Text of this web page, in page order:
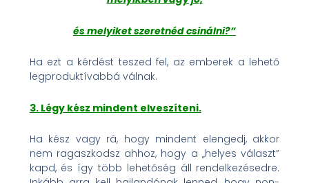
és melyiket szeretnéd csinálni?”
Ha ezt a kérdést teszed fel, az emberek a lehető
legproduktívabbá válnak.
3. Légy kész mindent elveszíteni.
Ha kész vagy rá, hogy mindent elengedj, akkor
nem ragaszkodsz ahhoz, hogy a „helyes választ”
kapd, és így több lehetőség áll rendelkezésedre.